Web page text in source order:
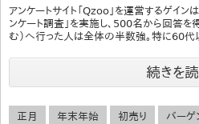
アンケートサイト「Qzoo」を運営するゲイ
ンケート調査」を実施し、500名から回答を
む）へ行った人は全体の半数強。特に60
続きを
正月 年末年始 初売り バーゲ